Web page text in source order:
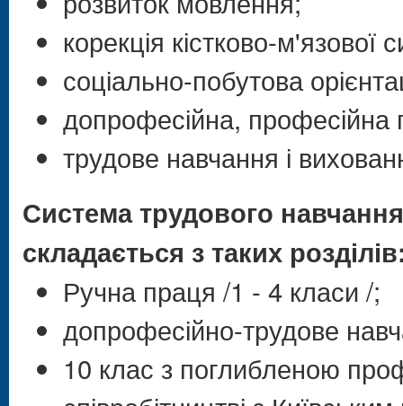
корекція кістково-м'язової
соціально-побутова
допрофесійна, професійна
трудове навчання і
Система трудового
складається з таких
Ручна праця /1 - 4 класи /;
допрофесійно-трудове
10 клас з поглибленою